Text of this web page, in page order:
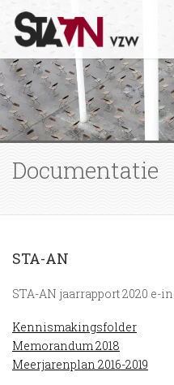
Documentatie
STA-AN
STA-AN jaarrapport 2020 e-
Kennismakingsfolder
Memorandum 2018
Meerjarenplan 2016-2019